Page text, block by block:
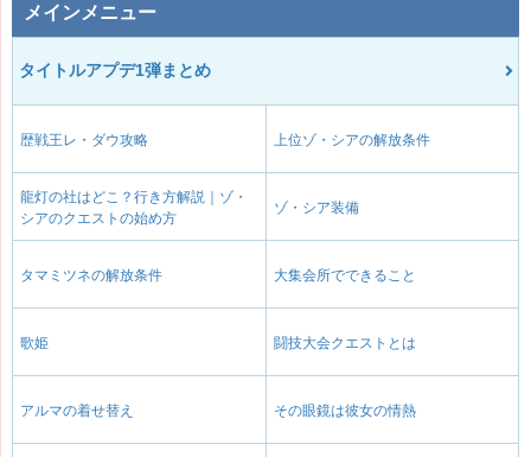
メインメニュー
タイトルアプデ1弾まとめ
歴戦王レ・ダウ攻略 上位ゾ・シアの解放条件
龍灯の社はどこ？行き方解説｜ゾ・
シアのクエストの始め方
ゾ・シア装備
タマミツネの解放条件 大集会所でできること
歌姫 闘技大会クエストとは
アルマの着せ替え その眼鏡は彼女の情熱